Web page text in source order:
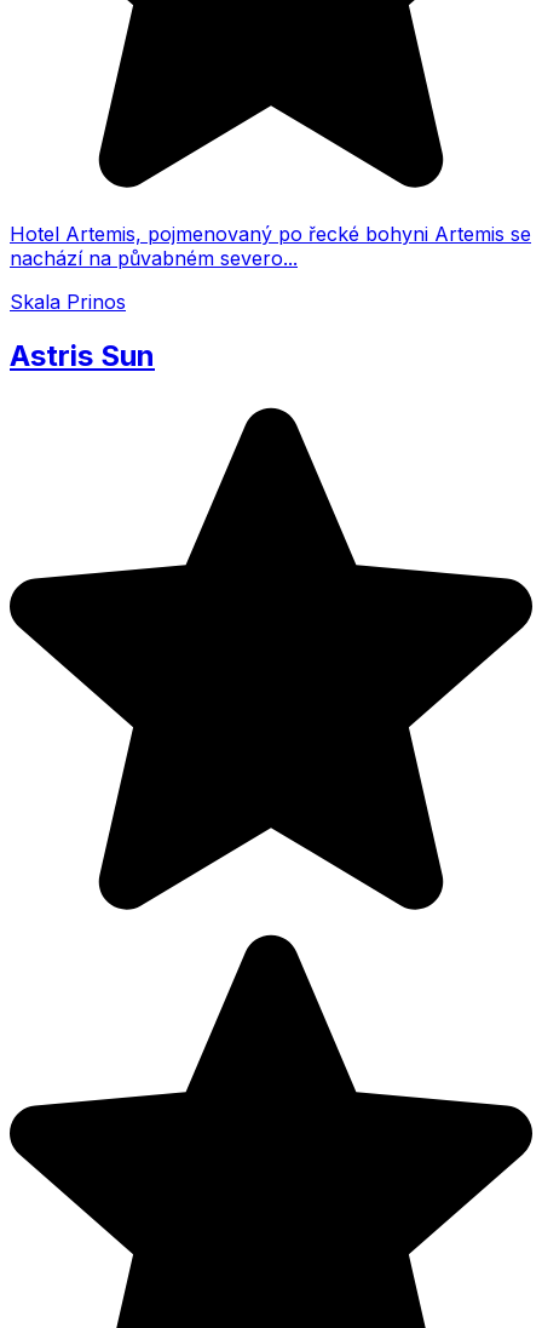
Hotel Artemis, pojmenovaný po řecké bohyni Artemis se
nachází na půvabném severo...
Skala Prinos
Astris Sun